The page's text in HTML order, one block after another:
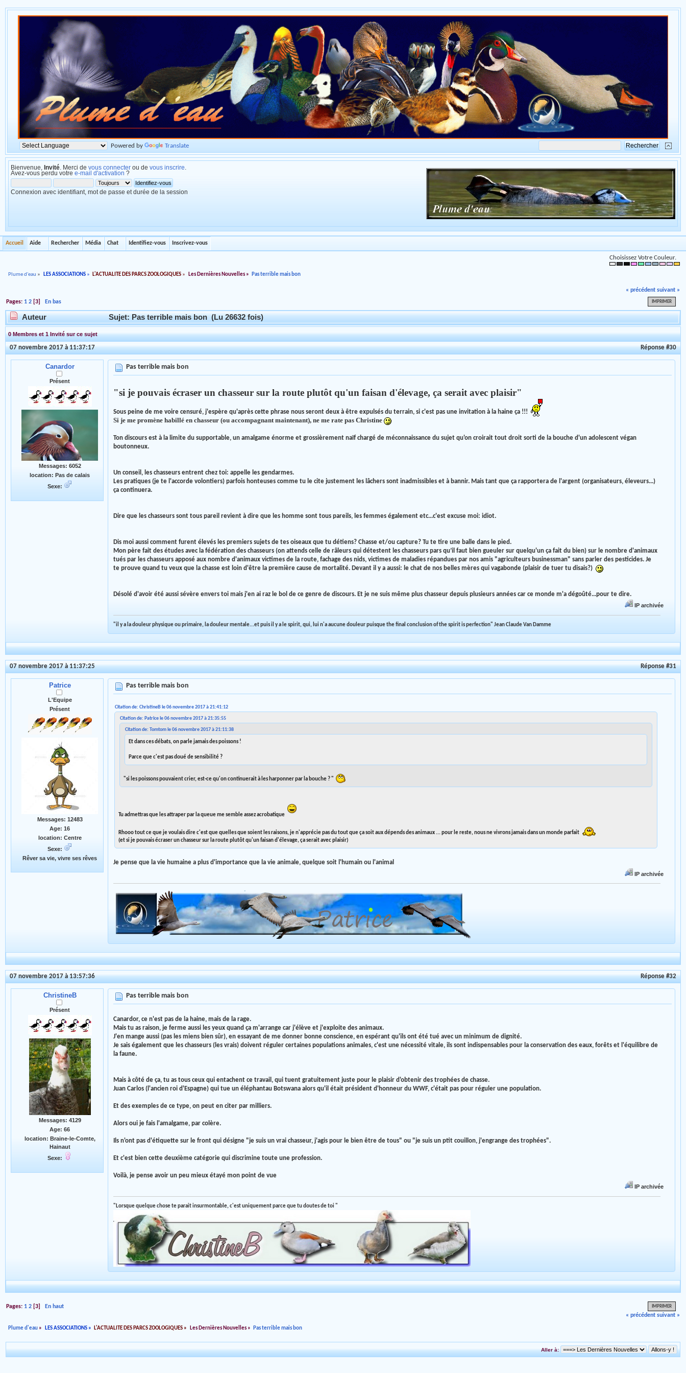
Powered by Translate
Bienvenue, Invité . Merci de vous connecter ou de vous inscrire
Avez-vous perdu votre e-mail d'activation ?
Connexion avec identifiant, mot de passe et durée de la session
Accueil Aide Rechercher Média Chat Identifiez-vous Inscrivez-vous
Choisissez Votre Couleur.
Plume d'eau » LES ASSOCIATIONS» L'ACTUALITE DES PARCS ZOOLOGIQUES » Les Dernières Nouvelles» Pas terrible mais bon
« précédent suivant »
IMPRIMER
Pages: 1 2 [3] En bas
Auteur Sujet: Pas terrible mais bon (Lu 26632 fois)
0 Membres et 1 Invité sur ce sujet
07 novembre 2017 à 11:37:17 Réponse #30
Canardor
Présent
Messages: 6052
location: Pas de calais
Sexe:
Pas terrible mais bon
"si je pouvais écraser un chasseur sur la route plutôt qu'un faisan d'élevage, ça serait avec plaisir"
Sous peine de me voire censuré, j'espère qu'après cette phrase nous seront deux à être expulsés du terrain, si c'est pas une invitation à la haine ça !!!
Si je me promène habillé en chasseur (ou accompagnant maintenant), ne me rate pas Christine
Ton discours est à la limite du supportable, un amalgame énorme et grossièrement naïf chargé de méconnaissance du sujet qu'on croirait tout droit sorti de la bouche d'un adolescent végan
boutonneux.
Un conseil, les chasseurs entrent chez toi: appelle les gendarmes.
Les pratiques (je te l'accorde volontiers) parfois honteuses comme tu le cite justement les lâchers sont inadmissibles et à bannir. Mais tant que ça rapportera de l'argent (organisateurs, éleveurs...)
ça continuera.
Dire que les chasseurs sont tous pareil revient à dire que les homme sont tous pareils, les femmes également etc...c'est excuse moi: idiot.
Dis moi aussi comment furent élevés les premiers sujets de tes oiseaux que tu détiens? Chasse et/ou capture? Tu te tire une balle dans le pied.
Mon père fait des études avec la fédération des chasseurs (on attends celle de râleurs qui détestent les chasseurs pars qu’il faut bien gueuler sur quelqu'un ça fait du bien) sur le nombre d'animaux
tués par les chasseurs apposé aux nombre d'animaux victimes de la route, fachage des nids, victimes de maladies répandues par nos amis "agriculteurs businessman" sans parler des pesticides. Je
te prouve quand tu veux que la chasse est loin d'être la première cause de mortalité. Devant il y a aussi: le chat de nos belles mères qui vagabonde (plaisir de tuer tu disais?)
Désolé d'avoir été aussi sévère envers toi mais j'en ai raz le bol de ce genre de discours. Et je ne suis même plus chasseur depuis plusieurs années car ce monde m'a dégoûté...pour te dire.
IP archivée
"il y a la douleur physique ou primaire, la douleur mentale...et puis il y a le spirit, qui, lui n'a aucune douleur puisque the final conclusion of the spirit is perfection" Jean Claude Van Damme
07 novembre 2017 à 11:37:25 Réponse #31
Patrice
L'Equipe
Présent
Messages: 12483
Age: 16
location: Centre
Sexe:
Rêver sa vie, vivre ses rêves
Pas terrible mais bon
Citation de: ChristineB le 06 novembre 2017 à 21:41:12
Citation de: Patrice le 06 novembre 2017 à 21:35:55
Citation de: Tomtom le 06 novembre 2017 à 21:11:38
Et dans ces débats, on parle jamais des poissons !
Parce que c'est pas doué de sensibilité ?
"si les poissons pouvaient crier, est-ce qu'on continuerait à les harponner par la bouche ? "
Tu admettras que les attraper par la queue me semble assez acrobatique
Rhooo tout ce que je voulais dire c'est que quelles que soient les raisons, je n'apprécie pas du tout que ça soit aux dépends des animaux ... pour le reste, nous ne vivrons jamais dans un monde parfait
(et si je pouvais écraser un chasseur sur la route plutôt qu'un faisan d'élevage, ça serait avec plaisir)
Je pense que la vie humaine a plus d'importance que la vie animale, quelque soit l'humain ou l'animal
IP archivée
07 novembre 2017 à 13:57:36 Réponse #32
ChristineB
Présent
Messages: 4129
Age: 66
location: Braine-le-Comte,
Hainaut
Sexe:
Pas terrible mais bon
Canardor, ce n'est pas de la haine, mais de la rage.
Mais tu as raison, je ferme aussi les yeux quand ça m'arrange car j'élève et j'exploite des animaux.
J'en mange aussi (pas les miens bien sûr), en essayant de me donner bonne conscience, en espérant qu'ils ont été tué avec un minimum de dignité.
Je sais également que les chasseurs (les vrais) doivent réguler certaines populations animales, c'est une nécessité vitale, ils sont indispensables pour la conservation des eaux, forêts et l'équilibre de
la faune.
Mais à côté de ça, tu as tous ceux qui entachent ce travail, qui tuent gratuitement juste pour le plaisir d'obtenir des trophées de chasse.
Juan Carlos (l'ancien roi d'Espagne) qui tue un éléphantau Botswana alors qu'il était président d'honneur du WWF, c'était pas pour réguler une population.
Et des exemples de ce type, on peut en citer par milliers.
Alors oui je fais l'amalgame, par colère.
Ils n'ont pas d'étiquette sur le front qui désigne "je suis un vrai chasseur, j'agis pour le bien être de tous" ou "je suis un ptit couillon, j'engrange des trophées".
Et c'est bien cette deuxième catégorie qui discrimine toute une profession.
Voilà, je pense avoir un peu mieux étayé mon point de vue
IP archivée
"Lorsque quelque chose te parait insurmontable, c'est uniquement parce que tu doutes de toi "
IMPRIMER
Pages: 1 2 [3]
En haut
« précédent suivant »
Plume d'eau » LES ASSOCIATIONS» L'ACTUALITE DES PARCS ZOOLOGIQUES » Les Dernières Nouvelles» Pas terrible mais bon
Aller à: